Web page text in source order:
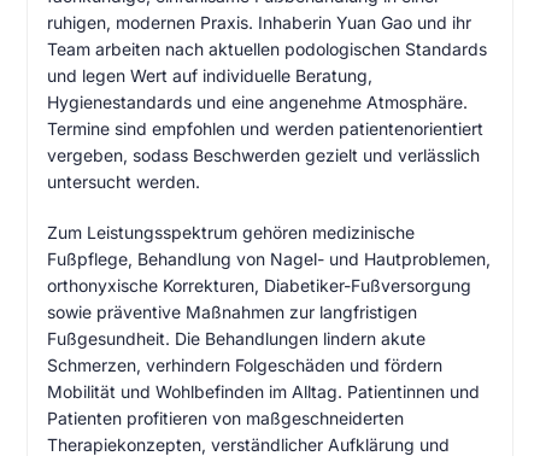
ruhigen, modernen Praxis. Inhaberin Yuan Gao und ihr
Team arbeiten nach aktuellen podologischen Standards
und legen Wert auf individuelle Beratung,
Hygienestandards und eine angenehme Atmosphäre.
Termine sind empfohlen und werden patientenorientiert
vergeben, sodass Beschwerden gezielt und verlässlich
untersucht werden.
Zum Leistungsspektrum gehören medizinische
Fußpflege, Behandlung von Nagel- und Hautproblemen,
orthonyxische Korrekturen, Diabetiker-Fußversorgung
sowie präventive Maßnahmen zur langfristigen
Fußgesundheit. Die Behandlungen lindern akute
Schmerzen, verhindern Folgeschäden und fördern
Mobilität und Wohlbefinden im Alltag. Patientinnen und
Patienten profitieren von maßgeschneiderten
Therapiekonzepten, verständlicher Aufklärung und